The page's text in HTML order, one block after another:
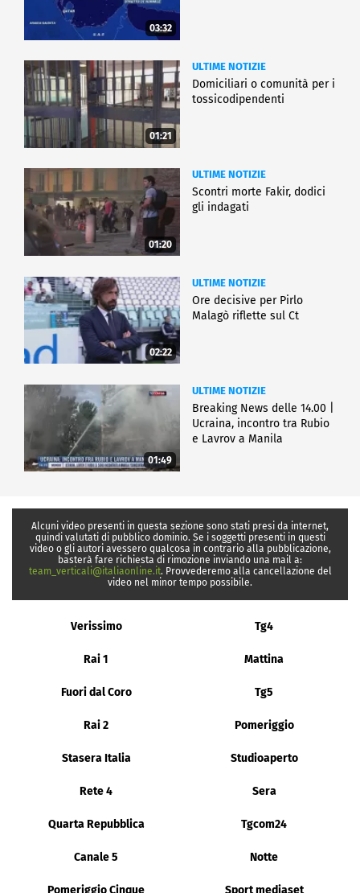
03:32
01:21
ULTIME NOTIZIE
Domiciliari o comunità per i
tossicodipendenti
01:20
ULTIME NOTIZIE
Scontri morte Fakir, dodici
gli indagati
02:22
ULTIME NOTIZIE
Ore decisive per Pirlo
Malagò riflette sul Ct
01:49
ULTIME NOTIZIE
Breaking News delle 14.00 |
Ucraina, incontro tra Rubio
e Lavrov a Manila
Alcuni video presenti in questa sezione sono stati presi da internet,
quindi valutati di pubblico dominio. Se i soggetti presenti in questi
video o gli autori avessero qualcosa in contrario alla pubblicazione,
basterà fare richiesta di rimozione inviando una mail a:
team_verticali@italiaonline.it. Provvederemo alla cancellazione del
video nel minor tempo possibile.
Verissimo Tg4
Rai 1 Mattina
Fuori dal Coro Tg5
Rai 2 Pomeriggio
Stasera Italia Studioaperto
Rete 4 Sera
Quarta Repubblica Tgcom24
Canale 5 Notte
Pomeriggio Cinque Sport mediaset